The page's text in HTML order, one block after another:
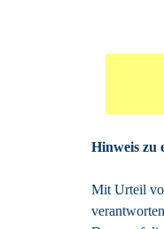
Hinweis zu
Mit Urteil